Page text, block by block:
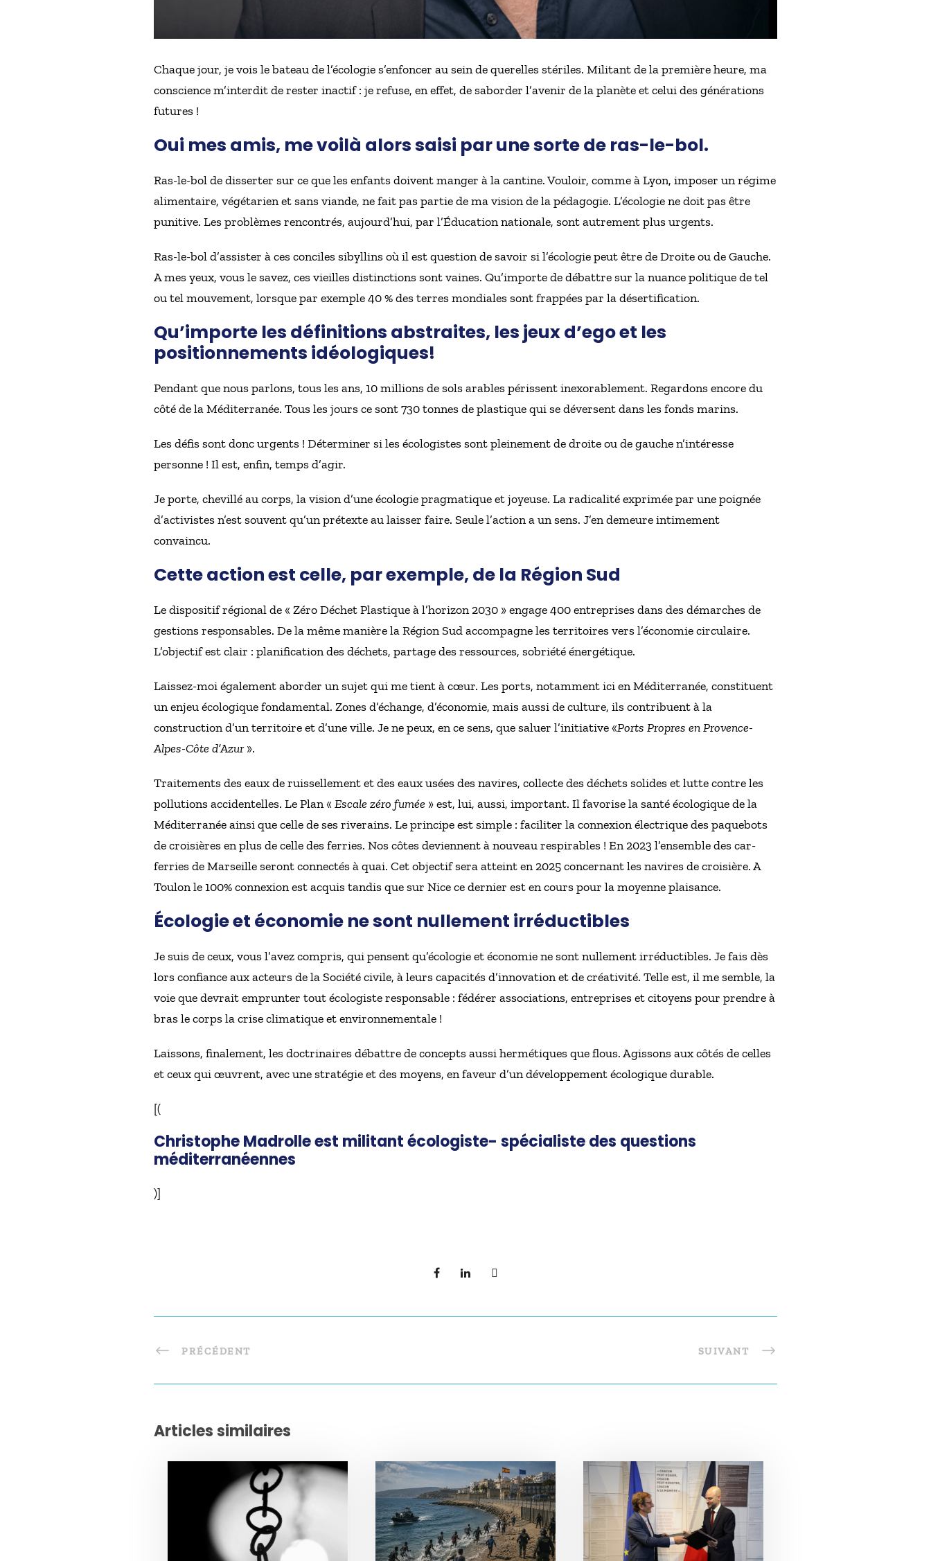
Chaque jour, je vois le bateau de l’écologie s’enfoncer au sein de querelles stériles. Militant de la première heure, ma
conscience m’interdit de rester inactif : je refuse, en effet, de saborder l’avenir de la planète et celui des générations
futures !
Oui mes amis, me voilà alors saisi par une sorte de ras-le-bol.
Ras-le-bol de disserter sur ce que les enfants doivent manger à la cantine. Vouloir, comme à Lyon, imposer un régime
alimentaire, végétarien et sans viande, ne fait pas partie de ma vision de la pédagogie. L’écologie ne doit pas être
punitive. Les problèmes rencontrés, aujourd’hui, par l’Éducation nationale, sont autrement plus urgents.
Ras-le-bol d’assister à ces conciles sibyllins où il est question de savoir si l’écologie peut être de Droite ou de Gauche.
A mes yeux, vous le savez, ces vieilles distinctions sont vaines. Qu’importe de débattre sur la nuance politique de tel
ou tel mouvement, lorsque par exemple 40 % des terres mondiales sont frappées par la désertification.
Qu’importe les définitions abstraites, les jeux d’ego et les
positionnements idéologiques!
Pendant que nous parlons, tous les ans, 10 millions de sols arables périssent inexorablement. Regardons encore du
côté de la Méditerranée. Tous les jours ce sont 730 tonnes de plastique qui se déversent dans les fonds marins.
Les défis sont donc urgents ! Déterminer si les écologistes sont pleinement de droite ou de gauche n’intéresse
personne ! Il est, enfin, temps d’agir.
Je porte, chevillé au corps, la vision d’une écologie pragmatique et joyeuse. La radicalité exprimée par une poignée
d’activistes n’est souvent qu’un prétexte au laisser faire. Seule l’action a un sens. J’en demeure intimement
convaincu.
Cette action est celle, par exemple, de la Région Sud
Le dispositif régional de « Zéro Déchet Plastique à l’horizon 2030 » engage 400 entreprises dans des démarches de
gestions responsables. De la même manière la Région Sud accompagne les territoires vers l’économie circulaire.
L’objectif est clair : planification des déchets, partage des ressources, sobriété énergétique.
Laissez-moi également aborder un sujet qui me tient à cœur. Les ports, notamment ici en Méditerranée, constituent
un enjeu écologique fondamental. Zones d’échange, d’économie, mais aussi de culture, ils contribuent à la
construction d’un territoire et d’une ville. Je ne peux, en ce sens, que saluer l’initiative «Ports Propres en Provence-
Alpes-Côte d’Azur».
Traitements des eaux de ruissellement et des eaux usées des navires, collecte des déchets solides et lutte contre les
pollutions accidentelles. Le Plan « Escale zéro fumée » est, lui, aussi, important. Il favorise la santé écologique de la
Méditerranée ainsi que celle de ses riverains. Le principe est simple : faciliter la connexion électrique des paquebots
de croisières en plus de celle des ferries. Nos côtes deviennent à nouveau respirables ! En 2023 l’ensemble des car-
ferries de Marseille seront connectés à quai. Cet objectif sera atteint en 2025 concernant les navires de croisière. A
Toulon le 100% connexion est acquis tandis que sur Nice ce dernier est en cours pour la moyenne plaisance.
Écologie et économie ne sont nullement irréductibles
Je suis de ceux, vous l’avez compris, qui pensent qu’écologie et économie ne sont nullement irréductibles. Je fais dès
lors confiance aux acteurs de la Société civile, à leurs capacités d’innovation et de créativité. Telle est, il me semble, la
voie que devrait emprunter tout écologiste responsable : fédérer associations, entreprises et citoyens pour prendre à
bras le corps la crise climatique et environnementale !
Laissons, finalement, les doctrinaires débattre de concepts aussi hermétiques que flous. Agissons aux côtés de celles
et ceux qui œuvrent, avec une stratégie et des moyens, en faveur d’un développement écologique durable.
[(
Christophe Madrolle est militant écologiste- spécialiste des questions
méditerranéennes
)]
PRÉCÉDENT SUIVANT
Articles similaires